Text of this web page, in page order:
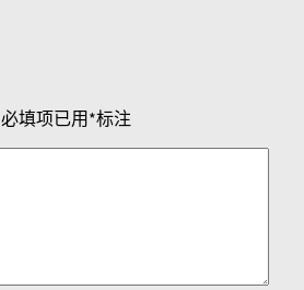
必填项已用 *标注